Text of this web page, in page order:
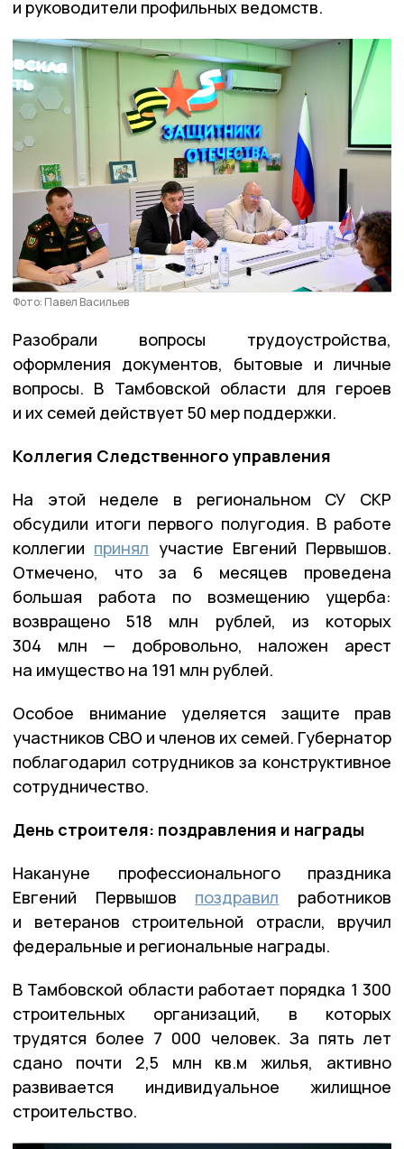
и руководители профильных ведомств.
Фото: Павел Васильев
Разобрали вопросы трудоустройства,
оформления документов, бытовые и личные
вопросы. В Тамбовской области для героев
и их семей действует 50 мер поддержки.
Коллегия Следственного управления
На этой неделе в региональном СУ СКР
обсудили итоги первого полугодия. В работе
коллегии принял участие Евгений Первышов.
Отмечено, что за 6 месяцев проведена
большая работа по возмещению ущерба:
возвращено 518 млн рублей, из которых
304 млн — добровольно, наложен арест
на имущество на 191 млн рублей.
Особое внимание уделяется защите прав
участников СВО и членов их семей. Губернатор
поблагодарил сотрудников за конструктивное
сотрудничество.
День строителя: поздравления и награды
Накануне профессионального праздника
Евгений Первышов поздравил работников
и ветеранов строительной отрасли, вручил
федеральные и региональные награды.
В Тамбовской области работает порядка 1 300
строительных организаций, в которых
трудятся более 7 000 человек. За пять лет
сдано почти 2,5 млн кв.м жилья, активно
развивается индивидуальное жилищное
строительство.